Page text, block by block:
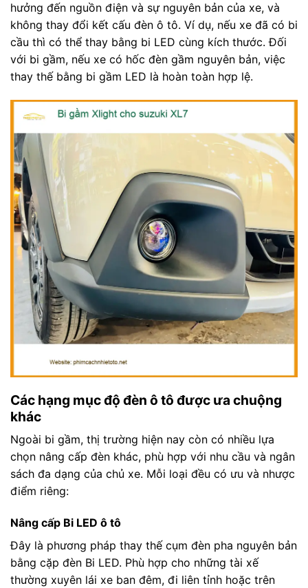
hưởng đến nguồn điện và sự nguyên bản của xe, và
không thay đổi kết cấu đèn ô tô. Ví dụ, nếu xe đã có bi
cầu thì có thể thay bằng bi LED cùng kích thước. Đối
với bi gầm, nếu xe có hốc đèn gầm nguyên bản, việc
thay thế bằng bi gầm LED là hoàn toàn hợp lệ.
Các hạng mục độ đèn ô tô được ưa chuộng
khác
Ngoài bi gầm, thị trường hiện nay còn có nhiều lựa
chọn nâng cấp đèn khác, phù hợp với nhu cầu và ngân
sách đa dạng của chủ xe. Mỗi loại đều có ưu và nhược
điểm riêng:
Nâng cấp Bi LED ô tô
Đây là phương pháp thay thế cụm đèn pha nguyên bản
bằng cặp đèn Bi LED. Phù hợp cho những tài xế
thường xuyên lái xe ban đêm, đi liên tỉnh hoặc trên